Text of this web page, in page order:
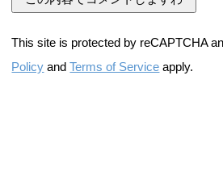
This site is protected by reCAPTCHA
Policy andTerms of Service apply.